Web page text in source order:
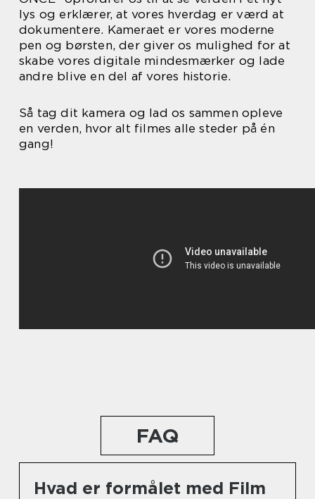
lys og erklærer, at vores hverdag er værd at
dokumentere. Kameraet er vores moderne
pen og børsten, der giver os mulighed for at
skabe vores digitale mindesmærker og lade
andre blive en del af vores historie.
Så tag dit kamera og lad os sammen opleve
en verden, hvor alt filmes alle steder på én
gang!
FAQ
Hvad er formålet med Film